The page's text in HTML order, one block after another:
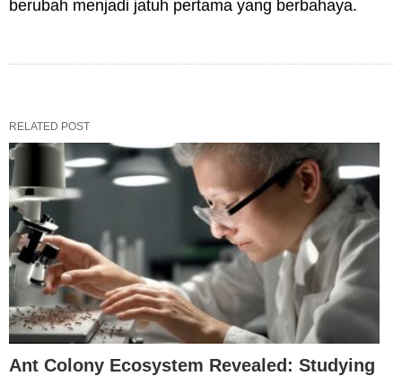
berubah menjadi jatuh pertama yang berbahaya.
RELATED POST
Ant Colony Ecosystem Revealed: Studying